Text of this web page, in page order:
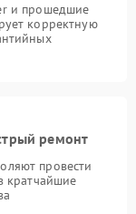
и прошедшие
корректную
ремонт
провести
кратчайшие